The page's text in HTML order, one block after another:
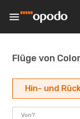
Flüge von
Hin- und
Von?